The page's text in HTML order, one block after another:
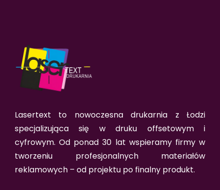
Lasertext to nowoczesna drukarnia z Łodzi
specjalizująca się w druku offsetowym i
cyfrowym. Od ponad 30 lat wspieramy firmy w
tworzeniu profesjonalnych materiałów
reklamowych – od projektu po finalny produkt.